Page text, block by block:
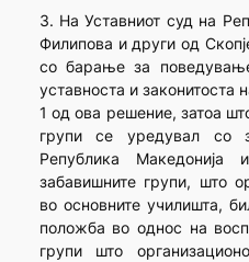
3. На Уставниот суд на
Филипова и други од
со барање за
уставноста и законитоста
1 од ова решение, затоа
групи се уредувал со
Република Македонија
забавишните групи, што
во основните училишта,
положба во однос на
групи што